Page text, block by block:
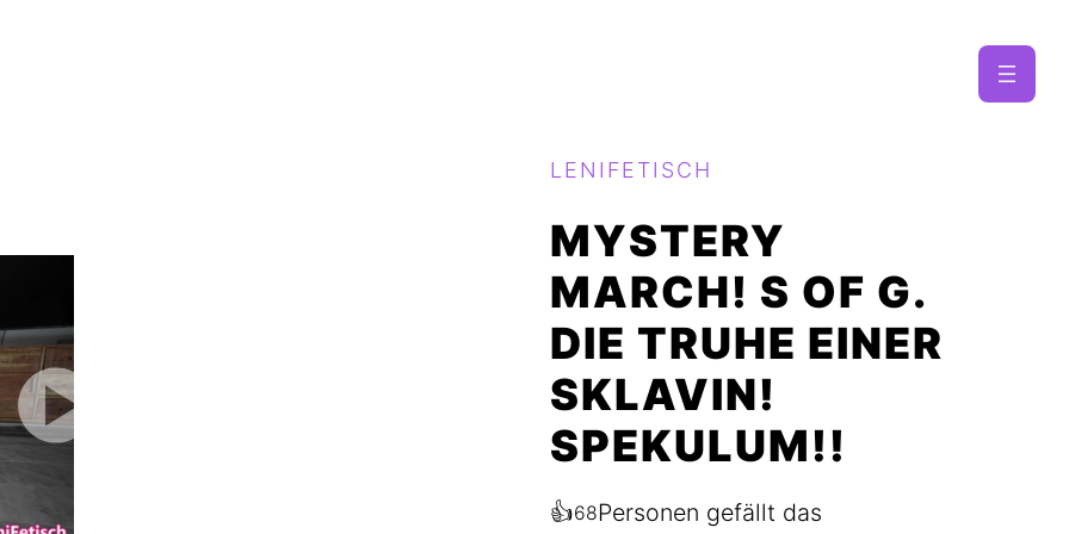
LENIFETISCH
MYSTERY
MARCH! S OF G.
DIE TRUHE EINER
SKLAVIN!
SPEKULUM!!
👍68Personen gefällt das